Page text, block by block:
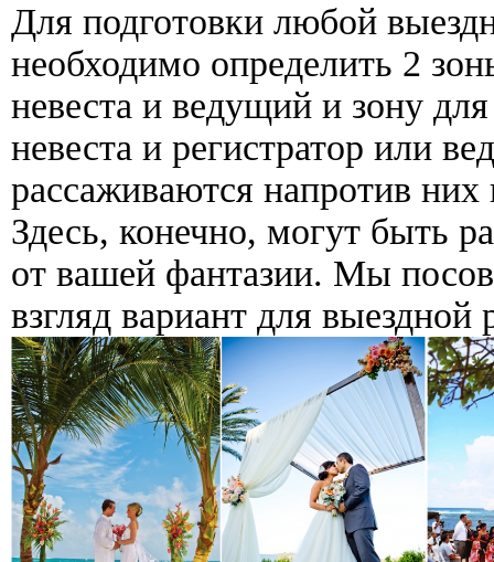
Для подготовки любой
необходимо определить 2
невеста и ведущий и зону
невеста и регистратор или
рассаживаются напротив них
Здесь, конечно, могут быть
от вашей фантазии. Мы
взгляд вариант для